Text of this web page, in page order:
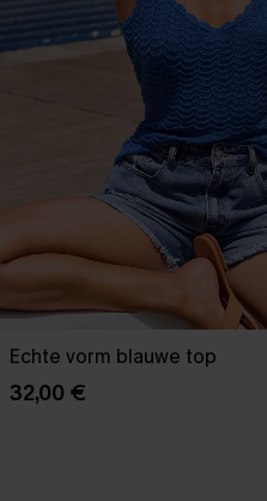
Echte vorm blauwe top
32,00 €